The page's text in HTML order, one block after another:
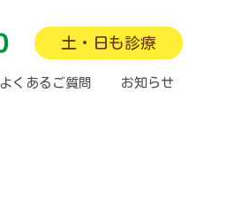
土・日も診療
よくあるご質問 お知らせ